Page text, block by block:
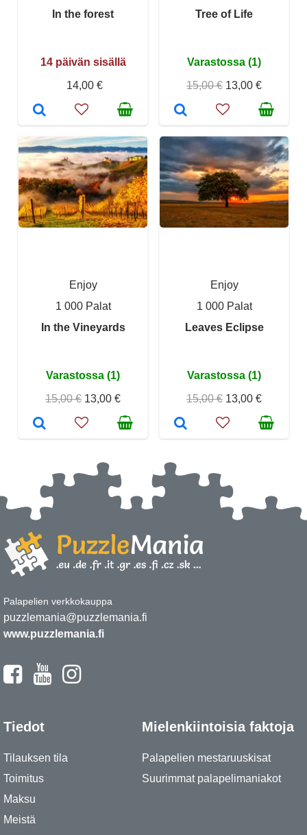
In the forest
14 päivän sisällä
14,00 €
Tree of Life
Varastossa (1)
15,00 € 13,00 €
Enjoy
1 000 Palat
In the Vineyards
Varastossa (1)
15,00 € 13,00 €
Enjoy
1 000 Palat
Leaves Eclipse
Varastossa (1)
15,00 € 13,00 €
Palapelien verkkokauppa
puzzlemania@puzzlemania.fi
www.puzzlemania.fi
Tiedot
Tilauksen tila
Toimitus
Maksu
Meistä
Mielenkiintoisia faktoja
Palapelien mestaruuskisat
Suurimmat palapelimaniakot